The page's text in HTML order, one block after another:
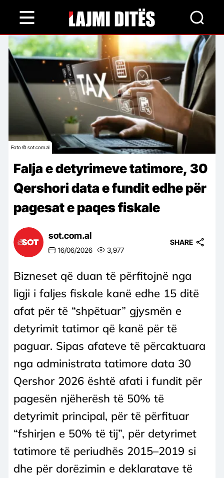
content
Foto © sot.com.al
Falja e detyrimeve tatimore, 30
Qershori data e fundit edhe për
pagesat e paqes fiskale
sot.com.al
16/06/2026 3,977
SHARE
Bizneset që duan të përfitojnë nga
ligji i faljes fiskale kanë edhe 15 ditë
afat për të “shpëtuar” gjysmën e
detyrimit tatimor që kanë për të
paguar. Sipas afateve të përcaktuara
nga administrata tatimore data 30
Qershor 2026 është afati i fundit për
pagesën njëherësh të 50% të
detyrimit principal, për të përfituar
“fshirjen e 50% të tij”, për detyrimet
tatimore të periudhës 2015–2019 si
dhe për dorëzimin e deklaratave të